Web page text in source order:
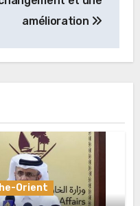
amélioration
Orient